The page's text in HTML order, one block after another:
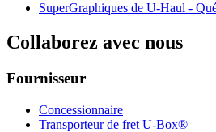
SuperGraphiques de U-Haul -
Collaborez avec nous
Fournisseur
Concessionnaire
Transporteur de fret U-Box®